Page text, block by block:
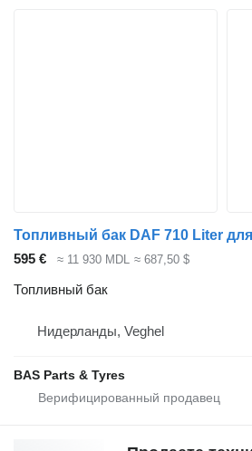
Топливный бак DAF 710 Liter
595 €
≈ 11 930 MDL ≈ 687,50 $
Топливный бак
Нидерланды, Veghel
BAS Parts & Tyres